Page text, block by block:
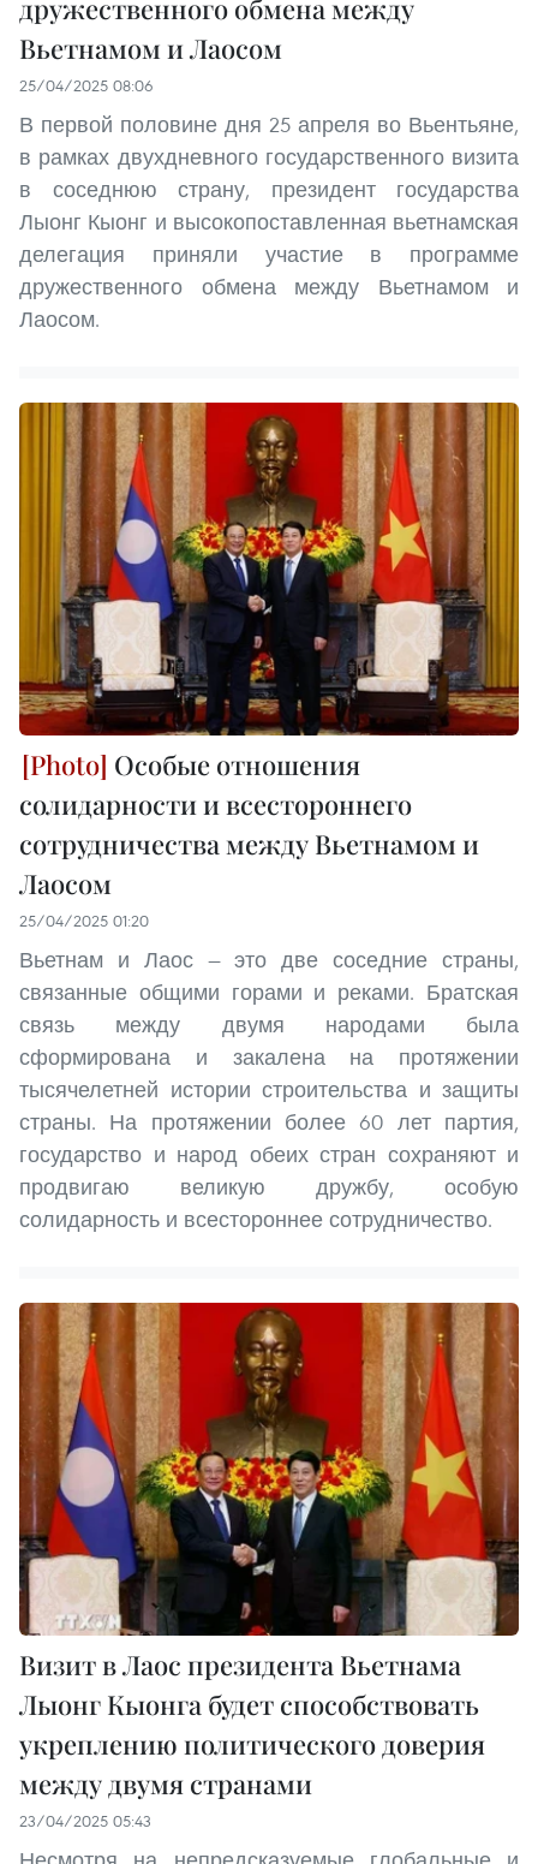
дружественного обмена между
Вьетнамом и Лаосом
25/04/2025 08:06
В первой половине дня 25 апреля во Вьентьяне,
в рамках двухдневного государственного визита
в соседнюю страну, президент государства
Лыонг Кыонг и высокопоставленная вьетнамская
делегация приняли участие в программе
дружественного обмена между Вьетнамом и
Лаосом.
Особые отношения
солидарности и всестороннего
сотрудничества между Вьетнамом и
Лаосом
25/04/2025 01:20
Вьетнам и Лаос — это две соседние страны,
связанные общими горами и реками. Братская
связь между двумя народами была
сформирована и закалена на протяжении
тысячелетней истории строительства и защиты
страны. На протяжении более 60 лет партия,
государство и народ обеих стран сохраняют и
продвигаю великую дружбу, особую
солидарность и всестороннее сотрудничество.
Визит в Лаос президента Вьетнама
Лыонг Кыонга будет способствовать
укреплению политического доверия
между двумя странами
23/04/2025 05:43